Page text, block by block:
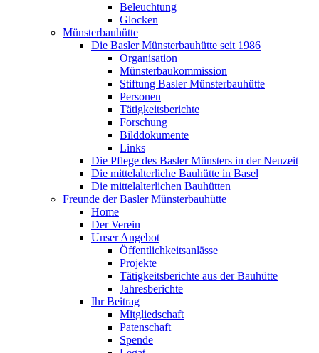
Beleuchtung
Glocken
Münsterbauhütte
Die Basler Münsterbauhütte seit 1986
Organisation
Münsterbaukommission
Stiftung Basler Münsterbauhütte
Personen
Tätigkeitsberichte
Forschung
Bilddokumente
Links
Die Pflege des Basler Münsters in der Neuzeit
Die mittelalterliche Bauhütte in Basel
Die mittelalterlichen Bauhütten
Freunde der Basler Münsterbauhütte
Home
Der Verein
Unser Angebot
Öffentlichkeitsanlässe
Projekte
Tätigkeitsberichte aus der Bauhütte
Jahresberichte
Ihr Beitrag
Mitgliedschaft
Patenschaft
Spende